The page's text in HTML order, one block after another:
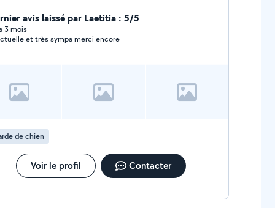
avis laissé par Laetitia : 5/5
3 mois
et très sympa merci encore
de chien
Voir le profil Contacter